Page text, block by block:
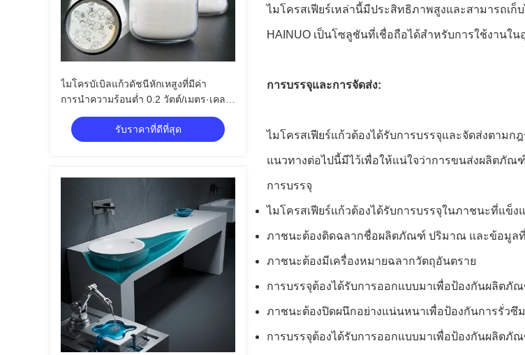
ไมโครบัเบิลแก้วดัชนีหักเหสูงที่มีค่า
การนำความร้อนต่ำ 0.2 วัตต์/เมตร·เคล
วิน และค่าคงที่ไดอิเล็กทริก 1.2-2.2
(100เมกะเฮิรตซ์) สำหรับการใช้งานทาง
รับราคาที่ดีที่สุด
ไมโครสเฟียร์เหล่านี้มีประสิทธิภาพสูงและสามารถเก็
HAINUO เป็นโซลูชันที่เชื่อถือได้สำหรับการใช้งานใ
การบรรจุและการจัดส่ง:
ไมโครสเฟียร์แก้วต้องได้รับการบรรจุและจัดส่งตาม
แนวทางต่อไปนี้มีไว้เพื่อให้แน่ใจว่าการขนส่งผลิตภั
การบรรจุ
ไมโครสเฟียร์แก้วต้องได้รับการบรรจุในภาชนะที่แข็ง
ภาชนะต้องติดฉลากชื่อผลิตภัณฑ์ ปริมาณ และข้อมูลที่
ภาชนะต้องมีเครื่องหมายฉลากวัตถุอันตราย
การบรรจุต้องได้รับการออกแบบมาเพื่อป้องกันผลิตภั
ภาชนะต้องปิดผนึกอย่างแน่นหนาเพื่อป้องกันการรั่วซึม
การบรรจุต้องได้รับการออกแบบมาเพื่อป้องกันผลิตภั